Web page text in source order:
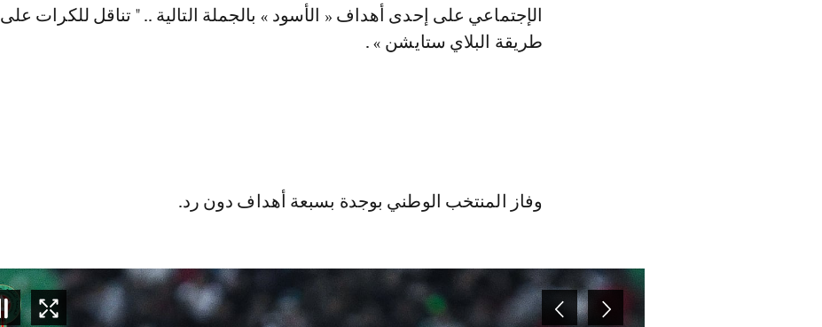
الإجتماعي على إحدى أهداف « الأسود » بالجملة التالية .. " تناقل للكرات على
طريقة البلاي ستايشن » .
وفاز المنتخب الوطني بوجدة بسبعة أهداف دون رد.